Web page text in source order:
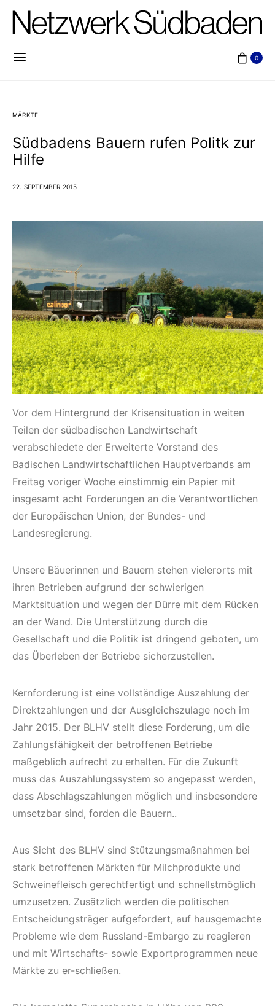
0
MÄRKTE
Südbadens Bauern rufen Politk zur
Hilfe
22. SEPTEMBER 2015
Vor dem Hintergrund der Krisensituation in weiten
Teilen der südbadischen Landwirtschaft
verabschiedete der Erweiterte Vorstand des
Badischen Landwirtschaftlichen Hauptverbands am
Freitag voriger Woche einstimmig ein Papier mit
insgesamt acht Forderungen an die Verantwortlichen
der Europäischen Union, der Bundes- und
Landesregierung.
Unsere Bäuerinnen und Bauern stehen vielerorts mit
ihren Betrieben aufgrund der schwierigen
Marktsituation und wegen der Dürre mit dem Rücken
an der Wand. Die Unterstützung durch die
Gesellschaft und die Politik ist dringend geboten, um
das Überleben der Betriebe sicherzustellen.
Kernforderung ist eine vollständige Auszahlung der
Direktzahlungen und der Ausgleichszulage noch im
Jahr 2015. Der BLHV stellt diese Forderung, um die
Zahlungsfähigkeit der betroffenen Betriebe
maßgeblich aufrecht zu erhalten. Für die Zukunft
muss das Auszahlungssystem so angepasst werden,
dass Abschlagszahlungen möglich und insbesondere
umsetzbar sind, forden die Bauern..
Aus Sicht des BLHV sind Stützungsmaßnahmen bei
stark betroffenen Märkten für Milchprodukte und
Schweinefleisch gerechtfertigt und schnellstmöglich
umzusetzen. Zusätzlich werden die politischen
Entscheidungsträger aufgefordert, auf hausgemachte
Probleme wie dem Russland-Embargo zu reagieren
und mit Wirtschafts- sowie Exportprogrammen neue
Märkte zu er-schließen.